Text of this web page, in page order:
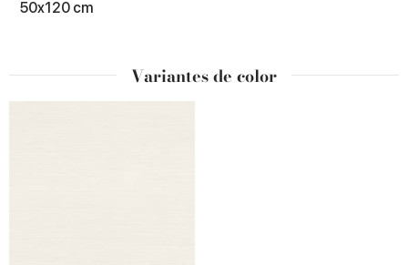
50x120 cm
Variantes de color